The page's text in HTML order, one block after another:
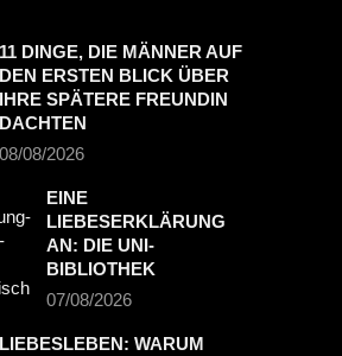
11 DINGE, DIE MÄNNER AUF
DEN ERSTEN BLICK ÜBER
IHRE SPÄTERE FREUNDIN
DACHTEN
08/08/2026
EINE
LIEBESERKLÄRUNG
AN: DIE UNI-
BIBLIOTHEK
07/08/2026
LIEBESLEBEN: WARUM